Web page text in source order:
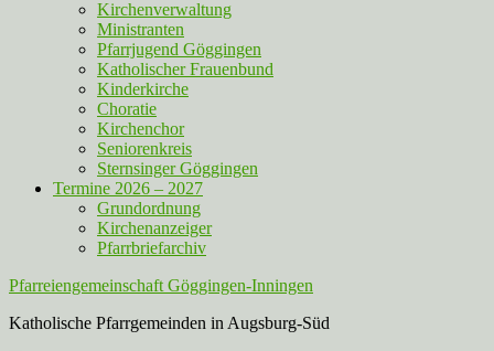
Kirchenverwaltung
Ministranten
Pfarrjugend Göggingen
Katholischer Frauenbund
Kinderkirche
Choratie
Kirchenchor
Seniorenkreis
Sternsinger Göggingen
Termine 2026 – 2027
Grundordnung
Kirchenanzeiger
Pfarrbriefarchiv
Pfarreiengemeinschaft Göggingen-Inningen
Katholische Pfarrgemeinden in Augsburg-Süd